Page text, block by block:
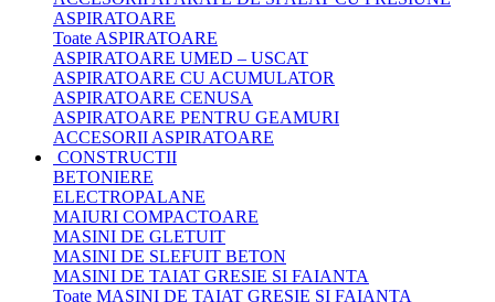
ASPIRATOARE
Toate ASPIRATOARE
ASPIRATOARE UMED – USCAT
ASPIRATOARE CU ACUMULATOR
ASPIRATOARE CENUSA
ASPIRATOARE PENTRU GEAMURI
ACCESORII ASPIRATOARE
CONSTRUCTII
BETONIERE
ELECTROPALANE
MAIURI COMPACTOARE
MASINI DE GLETUIT
MASINI DE SLEFUIT BETON
MASINI DE TAIAT GRESIE SI FAIANTA
Toate MASINI DE TAIAT GRESIE SI FAIANTA